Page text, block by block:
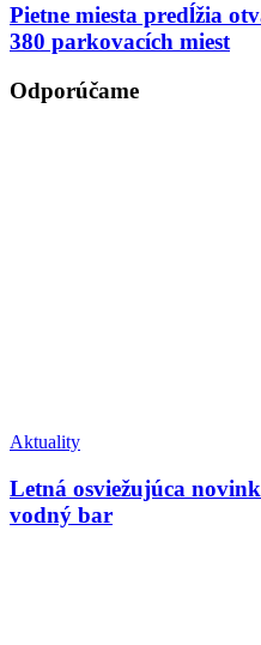
Pietne miesta predĺžia
380 parkovacích miest
Odporúčame
Aktuality
Letná osviežujúca
vodný bar